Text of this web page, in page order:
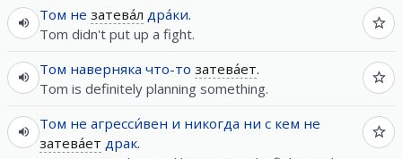
Том не затева́л дра́ки.
Tom didn't put up a fight.
Том наверняка что-то затева́ет.
Tom is definitely planning something.
Том не агресси́вен и никогда ни с кем не
затева́ет драк.